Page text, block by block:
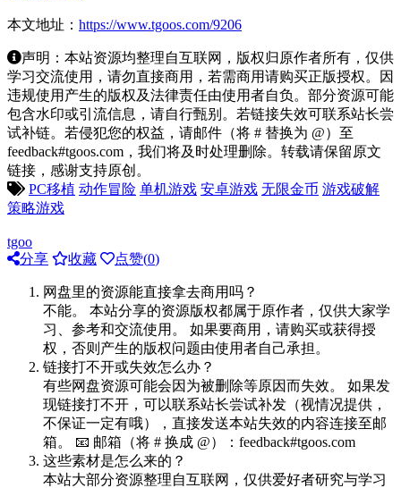
本文地址： https://www.tgoos.com/9206
声明：本站资源均整理自互联网，版权归原作者所有，仅供
学习交流使用，请勿直接商用，若需商用请购买正版授权。因
违规使用产生的版权及法律责任由使用者自负。部分资源可能
包含水印或引流信息，请自行甄别。若链接失效可联系站长尝
试补链。若侵犯您的权益，请邮件（将 # 替换为 @）至
feedback#tgoos.com，我们将及时处理删除。转载请保留原文
链接，感谢支持原创。
PC移植 动作冒险 单机游戏 安卓游戏 无限金币 游戏破解
策略游戏
tgoo
分享
收藏 点赞(0)
网盘里的资源能直接拿去商用吗？
不能。 本站分享的资源版权都属于原作者，仅供大家学
习、参考和交流使用。 如果要商用，请购买或获得授
权，否则产生的版权问题由使用者自己承担。
链接打不开或失效怎么办？
有些网盘资源可能会因为被删除等原因而失效。 如果发
现链接打不开，可以联系站长尝试补发（视情况提供，
不保证一定有哦），直接发送本站失效的内容连接至邮
箱。 📧 邮箱（将 # 换成 @）：feedback#tgoos.com
这些素材是怎么来的？
本站大部分资源整理自互联网，仅供爱好者研究与学习